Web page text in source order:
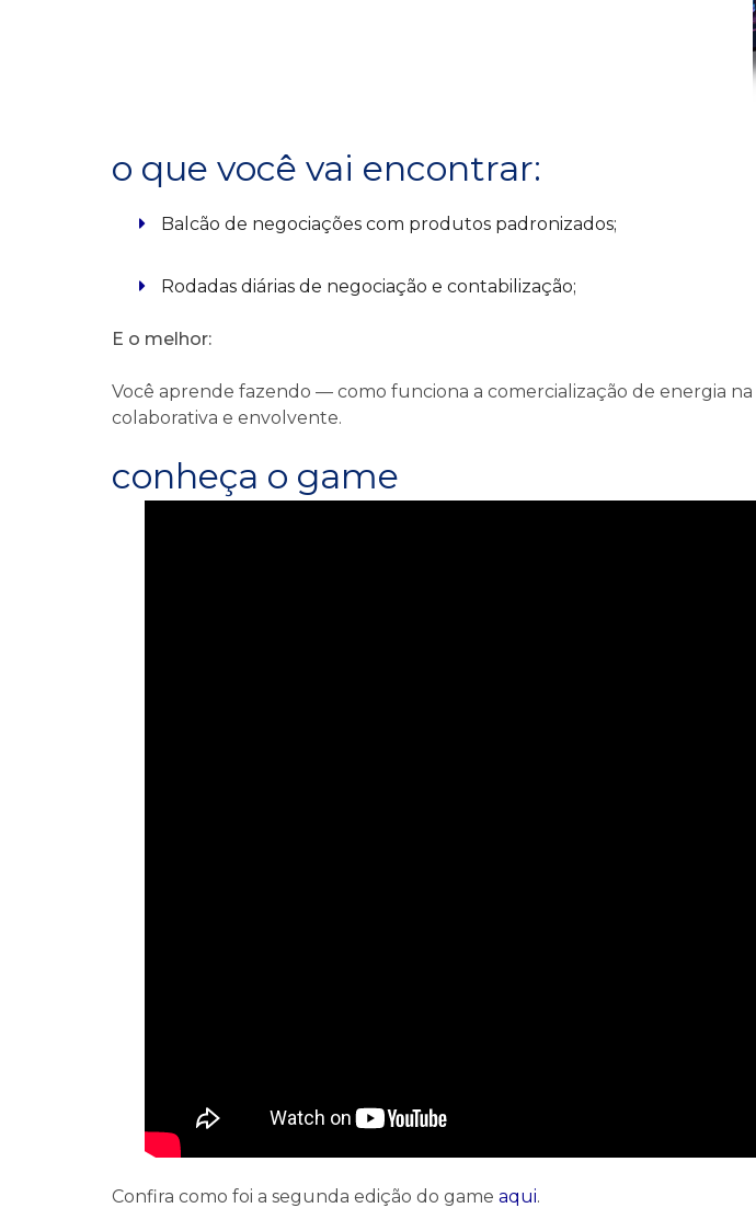
o que você vai encontrar:
Balcão de negociações com produtos padronizados;
Rodadas diárias de negociação e contabilização;
E o melhor:
Você aprende fazendo — como funciona a comercialização de energia
colaborativa e envolvente.
conheça o game
Confira como foi a segunda edição do game aqui.